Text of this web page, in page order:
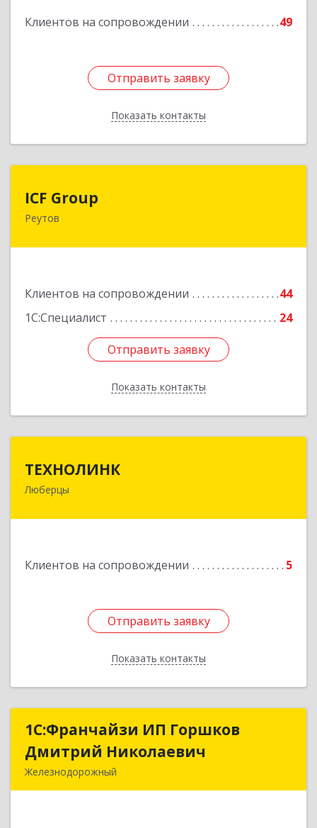
Клиентов на сопровождении 49
Отправить заявку
Показать контакты
Подробнее
Отправить заявку
Назад
ICF Group
Реутов
Клиентов на сопровождении
44
1С:Специалист
24
Отправить заявку
Показать контакты
143965, Московская обл, г.о. Реутов, Реутов г,
Отправить заявку
Назад
ТЕХНОЛИНК
Люберцы
Клиентов на сопровождении 5
Отправить заявку
Показать контакты
140014, г.Люберцы, Октябрьский просп., д.373
Отправить заявку
Назад
1С:Франчайзи ИП Горшков
Дмитрий Николаевич
Железнодорожный
1С:Франчайзи ИП Горшков
Дмитрий Николаевич